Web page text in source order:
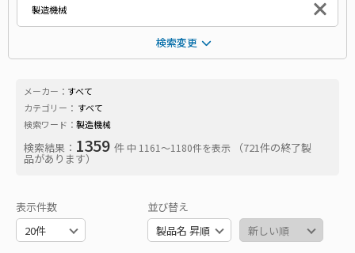
検索変更
メーカー： すべて
カテゴリー： すべて
検索ワード： 製造機械
検索結果： 1359 件 中 1161〜1180件を表示 （721件の終了製
品があります）
表示件数 並び替え